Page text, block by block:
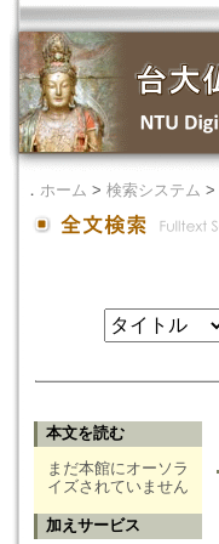
． ホーム > 検索システム >
本文を読む
まだ本館にオーソラ
イズされていません
加えサービス